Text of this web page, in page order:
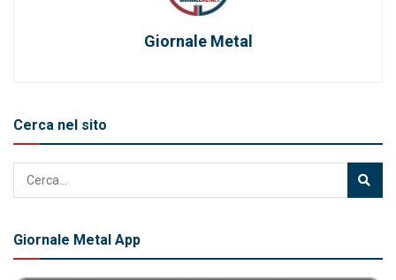
Giornale Metal
Cerca nel sito
Giornale Metal App